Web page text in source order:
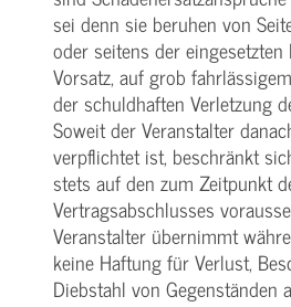
sei denn sie beruhen von
oder seitens der
Vorsatz, auf grob
der schuldhaften Verletzung
Soweit der Veranstalter
verpflichtet ist, beschränkt
stets auf den zum Zeitpunkt
Vertragsabschlusses
Veranstalter übernimmt
keine Haftung für Verlust,
Diebstahl von Gegenständen